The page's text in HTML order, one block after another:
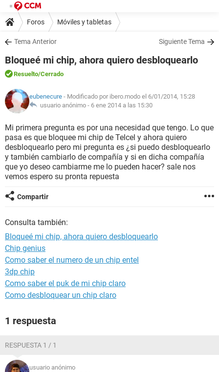
Foros Móviles y tabletas
Tema Anterior Siguiente Tema
Bloqueé mi chip, ahora quiero desbloquearlo
Resuelto/Cerrado
eubenecure - Modificado por ibero.modo el 6/01/2014, 15:28
usuario anónimo - 6 ene 2014 a las 15:30
Mi primera pregunta es por una necesidad que tengo. Lo que
pasa es que bloquee mi chip de Telcel y ahora quiero
desbloquearlo pero mi pregunta es ¿si puedo desbloquearlo
y también cambiarlo de compañía y si en dicha compañía
que yo deseo cambiarme me lo pueden hacer? sale nos
vemos espero su pronta repuesta
Compartir
Consulta también:
Bloqueé mi chip, ahora quiero desbloquearlo
Chip genius
Como saber el numero de un chip entel
3dp chip
Como saber el puk de mi chip claro
Como desbloquear un chip claro
1 respuesta
RESPUESTA 1 / 1
usuario anónimo